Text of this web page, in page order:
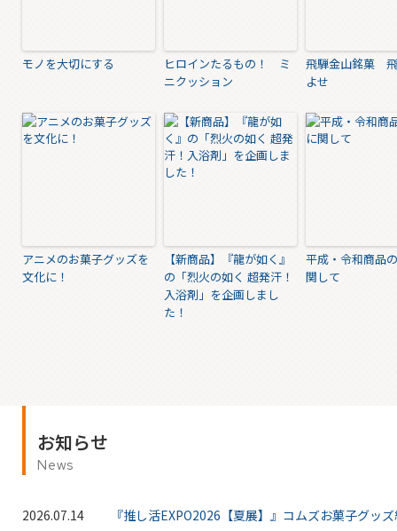
モノを大切にする
ヒロインたるもの！ ミ
ニクッション
飛騨金山銘菓
よせ
アニメのお菓子グッズを
文化に！
【新商品】『龍が如く』
の「烈火の如く 超発汗！
入浴剤」を企画しまし
た！
平成・令和商品
関して
お知らせ
News
2026.07.14
『推し活EXPO2026【夏展】』コムズお菓子グッ